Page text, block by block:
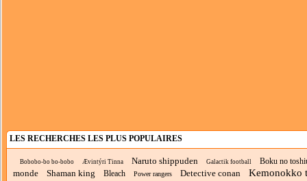
LES RECHERCHES LES PLUS POPULAIRES
Bobobo-bo bo-bobo Ævintýri Tinna Naruto shippuden Galactik football Boku no
monde Shaman king Bleach Power rangers Detective conan
Kemonokko